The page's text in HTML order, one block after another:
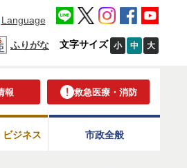
Language
ふりがな 文字サイズ 小 中 大
報 救急医療・消防
ジネス 市政全般